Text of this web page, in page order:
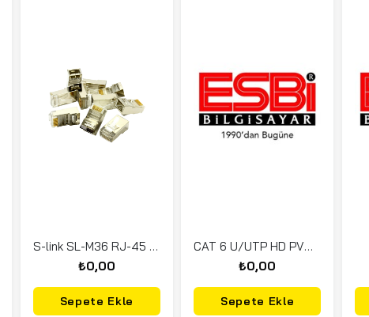
S-link SL-M36 RJ-45 100lük Metal FTP Jack
₺0,00
Sepete Ekle
CAT 6 U/UTP HD PVC PRYSMIAN
₺0,00
Sepete Ekle